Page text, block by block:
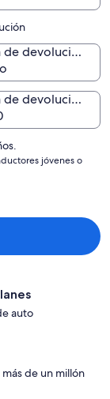
Fecha de devolución
Hora de devolución
jóvenes o
auto
más de un millón